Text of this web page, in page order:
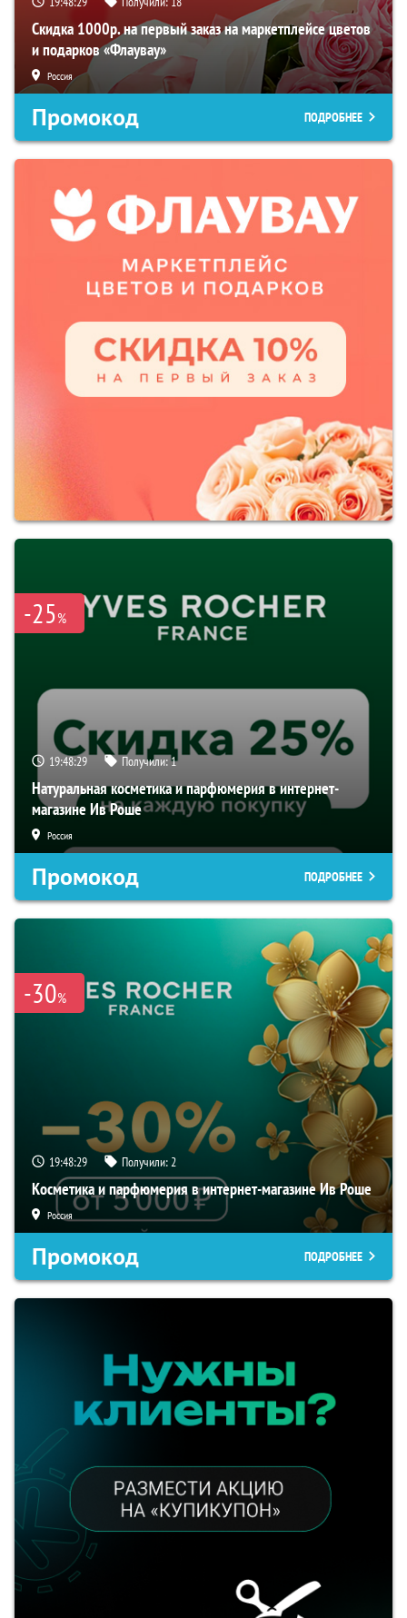
Скидка 1000р. на первый заказ на маркетплейсе цветов
и подарков «Флаувау»
Россия
Промокод ПОДРОБНЕЕ
-25%
19:48:28 Получили:1
Натуральная косметика и парфюмерия в интернет-
магазине Ив Роше
Россия
Промокод ПОДРОБНЕЕ
-30%
19:48:28 Получили:2
Косметика и парфюмерия в интернет-магазине Ив Роше
Россия
Промокод ПОДРОБНЕЕ